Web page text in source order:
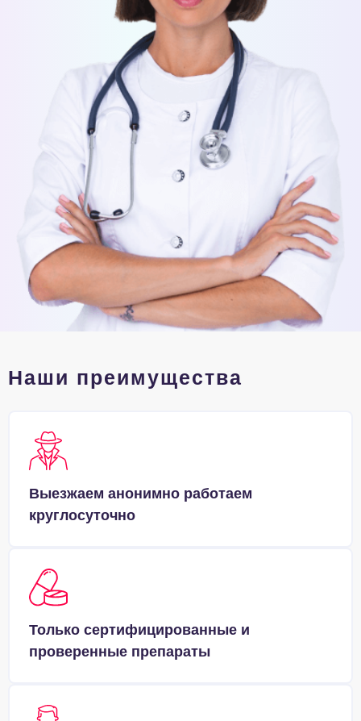
Наши преимущества
Выезжаем анонимно работаем
круглосуточно
Только сертифицированные и
проверенные препараты